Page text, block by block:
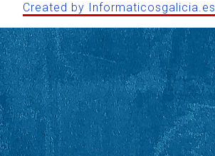
Created by Informaticosgalicia.es